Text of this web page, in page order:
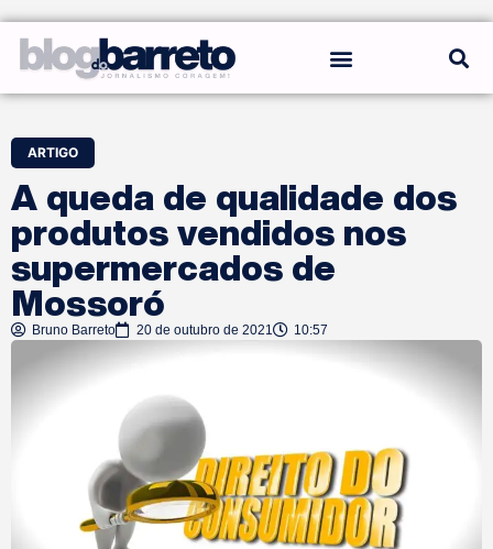
ARTIGO
A queda de qualidade dos
produtos vendidos nos
supermercados de
Mossoró
Bruno Barreto 20 de outubro de 2021 10:57